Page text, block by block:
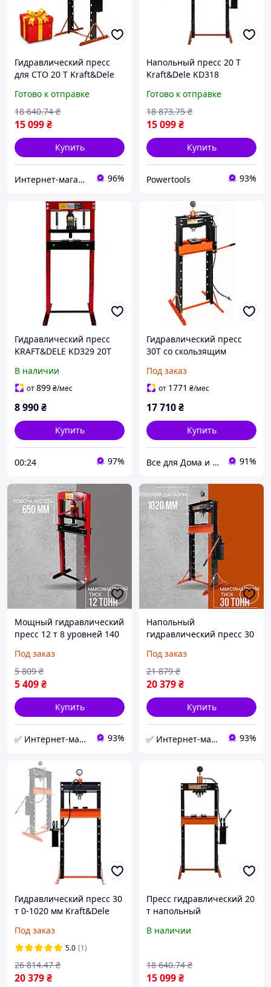
Гидравлический пресс
для СТО 20 Т Kraft&Dele
гидравлический
вертикальный
напольный для
мастерской
Готово к отправке
15 099₴
18 640.74 ₴
Купить
Интернет-магазин kilowat.in.ua 96%
Напольный пресс 20 Т
Kraft&Dele KD318
для СТО
Готово к отправке
15 099₴
18 873.75 ₴
Купить
Powertools 93%
Гидравлический пресс
KRAFT&DELE KD329 20T
В наличии
от899₴/мес
8 990₴
Купить
00:24 97%
Гидравлический пресс
30T со скользящим
Под заказ
от 1771 ₴/мес
17 710₴
Купить
Все для Дома и Сада Bizon24🛠 91%
Мощный гидравлический
пресс 12 т 8 уровней 140
сервисный гидропресс
напольный
вертикальный пресс для
СТО
Под заказ
5 409₴
5 809 ₴
Купить
✅ Интернет-магазин ➤INT-Tool 93%
Напольный
гидравлический пресс 30
KD317 вертикальный
гидропресс сервисные
прессы для мастерской
Под заказ
20 379₴
21 879 ₴
Купить
✅ Интернет-магазин ➤INT-Tool 93%
Гидравлический пресс 30
т 0-1020 мм Kraft&Dele
рычагом эффективный
пресс на гидравлике
Под заказ
5.0 (1)
20 379₴
26 814.47 ₴
Пресс гидравлический 20
т напольный
KD318 пресс для
В наличии
15 099₴
18 640.74 ₴